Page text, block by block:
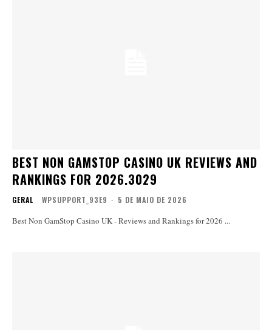
BEST NON GAMSTOP CASINO UK REVIEWS AND
RANKINGS FOR 2026.3029
GERAL WPSUPPORT_93E9 - 5 DE MAIO DE 2026
Best Non GamStop Casino UK - Reviews and Rankings for 2026 ...